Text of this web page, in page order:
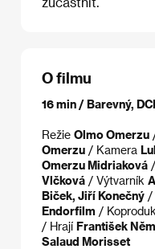
O filmu
16 min / Barevný,
Režie Olmo Omerzu
Omerzu / Kamera
Omerzu Midriaková
Vlčková / Výtvarník
Biček, Jiří Konečný /
Endorfilm /
/ Hrají František
Salaud Morisset